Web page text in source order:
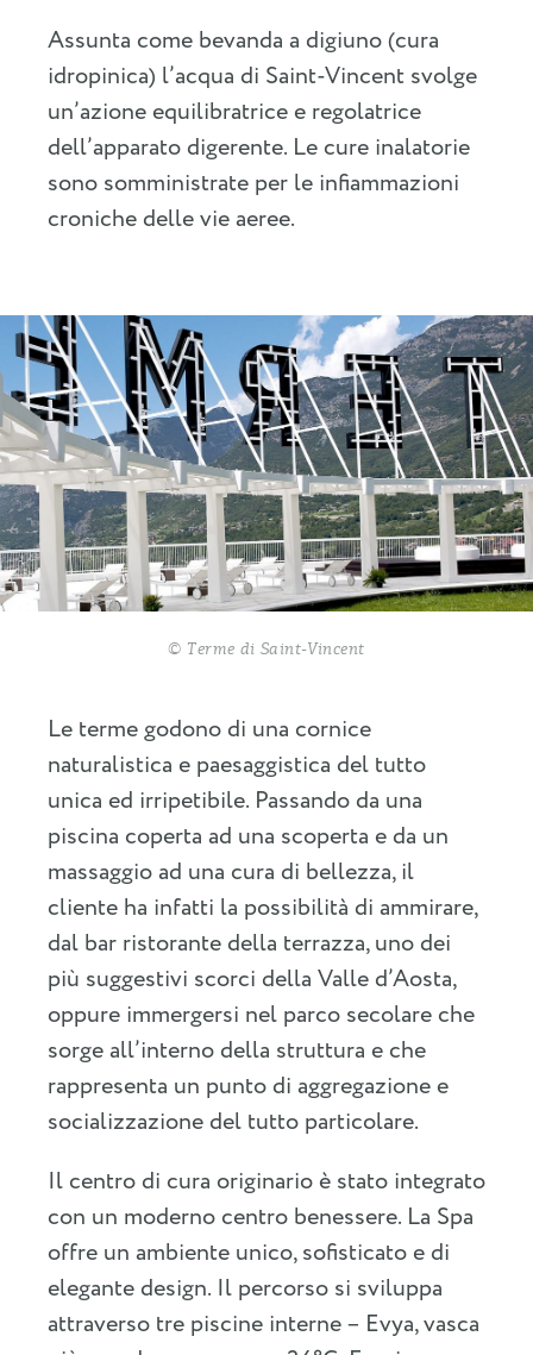
Assunta come bevanda a digiuno (cura
idropinica) l’acqua di Saint-Vincent svolge
un’azione equilibratrice e regolatrice
dell’apparato digerente. Le cure inalatorie
sono somministrate per le infiammazioni
croniche delle vie aeree.
© Terme di Saint-Vincent
Le terme godono di una cornice
naturalistica e paesaggistica del tutto
unica ed irripetibile. Passando da una
piscina coperta ad una scoperta e da un
massaggio ad una cura di bellezza, il
cliente ha infatti la possibilità di ammirare,
dal bar ristorante della terrazza, uno dei
più suggestivi scorci della Valle d’Aosta,
oppure immergersi nel parco secolare che
sorge all’interno della struttura e che
rappresenta un punto di aggregazione e
socializzazione del tutto particolare.
Il centro di cura originario è stato integrato
con un moderno centro benessere. La Spa
offre un ambiente unico, sofisticato e di
elegante design. Il percorso si sviluppa
attraverso tre piscine interne – Evya, vasca